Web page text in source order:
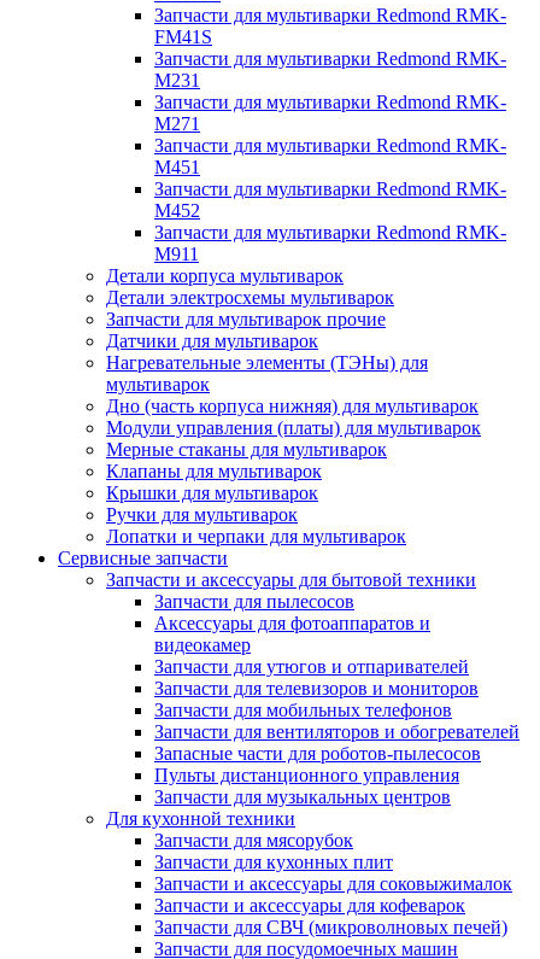
Запчасти для мультиварки Redmond RMK-
FM41S
Запчасти для мультиварки Redmond RMK-
M231
Запчасти для мультиварки Redmond RMK-
M271
Запчасти для мультиварки Redmond RMK-
M451
Запчасти для мультиварки Redmond RMK-
M452
Запчасти для мультиварки Redmond RMK-
M911
Детали корпуса мультиварок
Детали электросхемы мультиварок
Запчасти для мультиварок прочие
Датчики для мультиварок
Нагревательные элементы (ТЭНы) для
мультиварок
Дно (часть корпуса нижняя) для мультиварок
Модули управления (платы) для мультиварок
Мерные стаканы для мультиварок
Клапаны для мультиварок
Крышки для мультиварок
Ручки для мультиварок
Лопатки и черпаки для мультиварок
Сервисные запчасти
Запчасти и аксессуары для бытовой техники
Запчасти для пылесосов
Аксессуары для фотоаппаратов и
видеокамер
Запчасти для утюгов и отпаривателей
Запчасти для телевизоров и мониторов
Запчасти для мобильных телефонов
Запчасти для вентиляторов и обогревателей
Запасные части для роботов-пылесосов
Пульты дистанционного управления
Запчасти для музыкальных центров
Для кухонной техники
Запчасти для мясорубок
Запчасти для кухонных плит
Запчасти и аксессуары для соковыжималок
Запчасти и аксессуары для кофеварок
Запчасти для СВЧ (микроволновых печей)
Запчасти для посудомоечных машин